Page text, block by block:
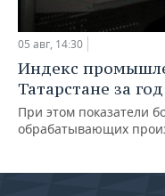
05 авг, 14:30
Индекс
Татарстане за
При этом показатели
обрабатывающих